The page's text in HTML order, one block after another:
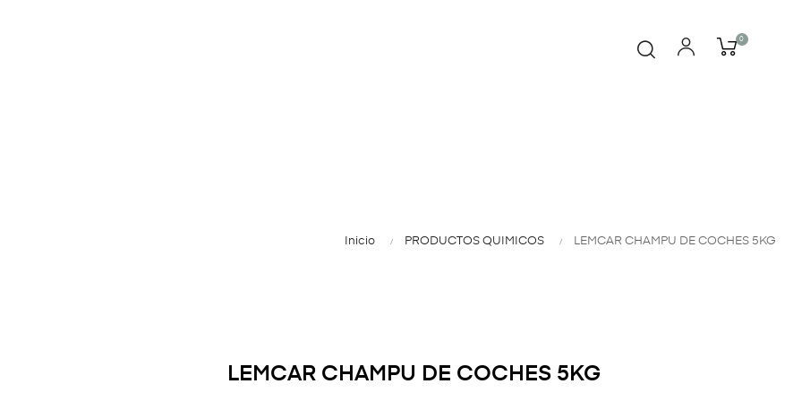
0
Inicio PRODUCTOS QUIMICOS LEMCAR CHAMPU DE COCHES 5KG
LEMCAR CHAMPU DE COCHES 5KG